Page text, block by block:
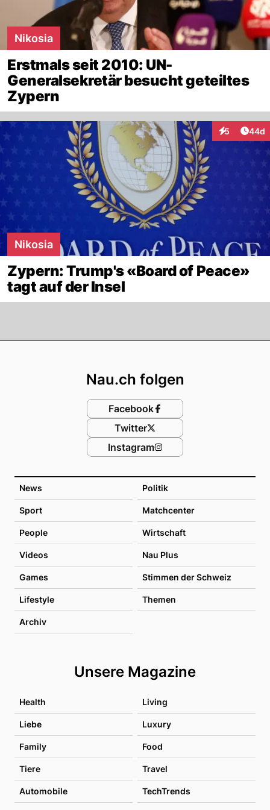
Nikosia
Erstmals seit 2010: UN-
Generalsekretär besucht geteiltes
Zypern
5
Interaktionen
44d
Nikosia
Zypern: Trump's «Board of Peace»
tagt auf der Insel
News Politik
Sport Matchcenter
People Wirtschaft
Videos Nau Plus
Games Stimmen der Schweiz
Lifestyle Themen
Archiv
Unsere Magazine
Health Living
Liebe Luxury
Family Food
Tiere Travel
Automobile TechTrends
Nau.ch folgen
Facebook
Twitter
Instagram